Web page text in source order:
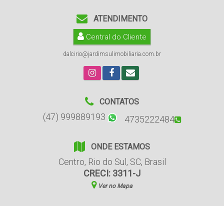
ATENDIMENTO
Central do Cliente
dalcirio@jardimsulimobiliaria.com.br
CONTATOS
(47) 999889193 4735222484
ONDE ESTAMOS
Centro, Rio do Sul , SC, Brasil
CRECI: 3311-J
Ver no Mapa